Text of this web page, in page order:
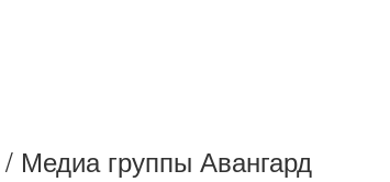
Медиа группы Авангард